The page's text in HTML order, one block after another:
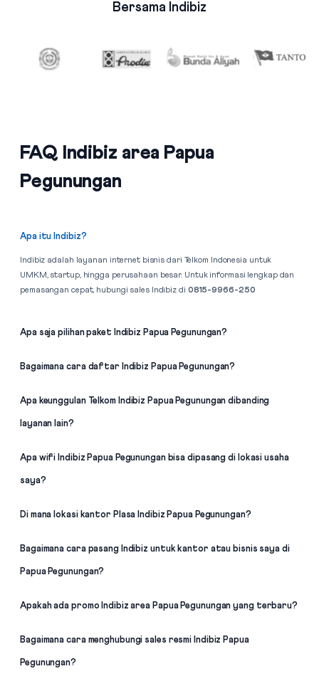
Bersama Indibiz
FAQ Indibiz area Papua
Pegunungan
Apa itu Indibiz?
Indibiz adalah layanan internet bisnis dari Telkom Indonesia untuk
UMKM, startup, hingga perusahaan besar. Untuk informasi lengkap dan
pemasangan cepat, hubungi sales Indibiz di 0815-9966-250
Apa saja pilihan paket Indibiz Papua Pegunungan?
Bagaimana cara daftar Indibiz Papua Pegunungan?
Apa keunggulan Telkom Indibiz Papua Pegunungan dibanding
layanan lain?
Apa wifi Indibiz Papua Pegunungan bisa dipasang di lokasi usaha
saya?
Di mana lokasi kantor Plasa Indibiz Papua Pegunungan?
Bagaimana cara pasang Indibiz untuk kantor atau bisnis saya di
Papua Pegunungan?
Apakah ada promo Indibiz area Papua Pegunungan yang terbaru?
Bagaimana cara menghubungi sales resmi Indibiz Papua
Pegunungan?